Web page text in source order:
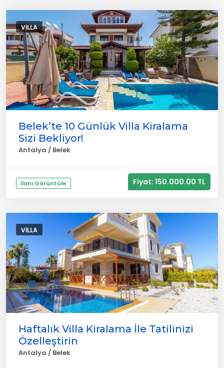
VILLA
Belek’te 10 Günlük Villa Kiralama
Sizi Bekliyor!
Antalya / Belek
İlanı Görüntüle Fiyat: 150.000.00 TL
VILLA
Haftalık Villa Kiralama İle Tatilinizi
Özelleştirin
Antalya / Belek